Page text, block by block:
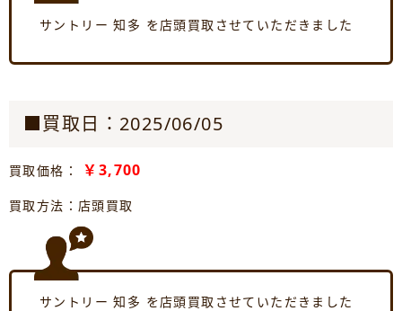
サントリー 知多 を店頭買取させていただきました
■買取日：2025/06/05
買取価格： ￥3,700
買取方法：店頭買取
サントリー 知多 を店頭買取させていただきました